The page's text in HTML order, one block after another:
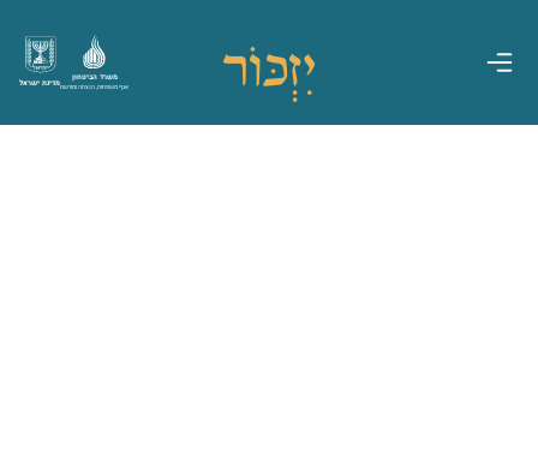
מדינת ישראל
משרד הביטחון
אגף משפחות, הנצחה ומורשת